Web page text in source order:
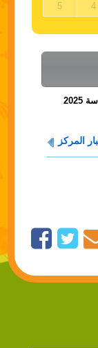
4
5
المركز